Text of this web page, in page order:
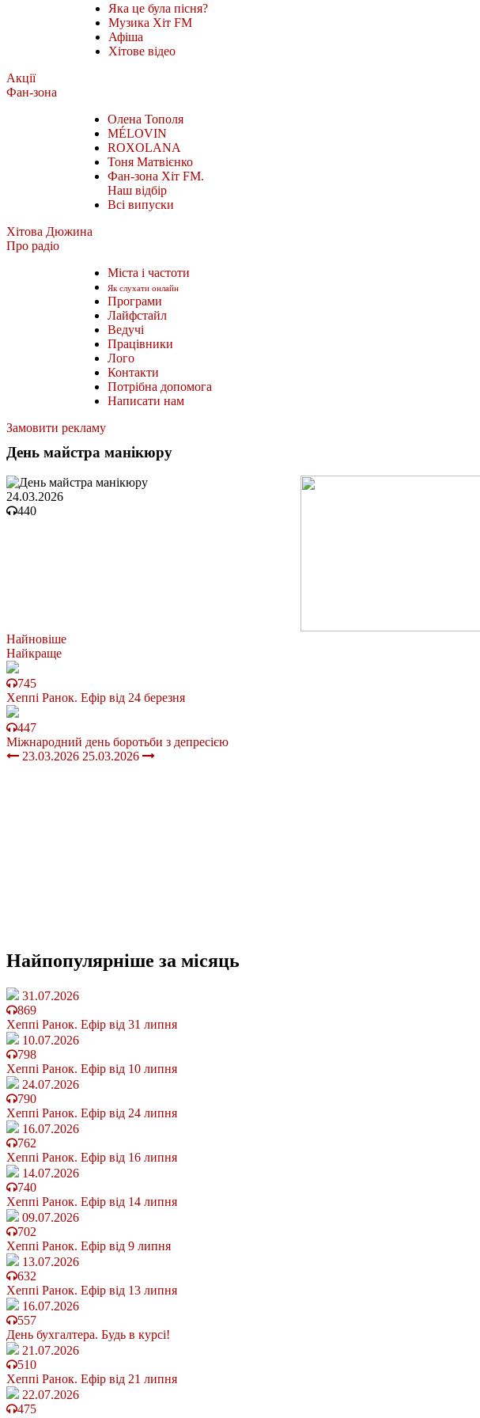
Яка це була пісня?
Музика Хіт FM
Афіша
Хітове відео
Акції
Фан-зона
Олена Тополя
MÉLOVIN
ROXOLANA
Тоня Матвієнко
Фан-зона Хіт FM.
Наш відбір
Всі випуски
Хітова Дюжина
Про радіо
Міста і частоти
Як слухати онлайн
Програми
Лайфстайл
Ведучі
Працівники
Лого
Контакти
Потрібна допомога
Написати нам
Замовити рекламу
День майстра манікюру
24.03.2026
440
Найновіше
Найкраще
745
Хеппі Ранок. Ефір від 24 березня
447
Міжнародний день боротьби з депресією
23.03.2026 25.03.2026
Найпопулярніше за місяць
31.07.2026
869
Хеппі Ранок. Ефір від 31 липня
10.07.2026
798
Хеппі Ранок. Ефір від 10 липня
24.07.2026
790
Хеппі Ранок. Ефір від 24 липня
16.07.2026
762
Хеппі Ранок. Ефір від 16 липня
14.07.2026
740
Хеппі Ранок. Ефір від 14 липня
09.07.2026
702
Хеппі Ранок. Ефір від 9 липня
13.07.2026
632
Хеппі Ранок. Ефір від 13 липня
16.07.2026
557
День бухгалтера. Будь в курсі!
21.07.2026
510
Хеппі Ранок. Ефір від 21 липня
22.07.2026
475